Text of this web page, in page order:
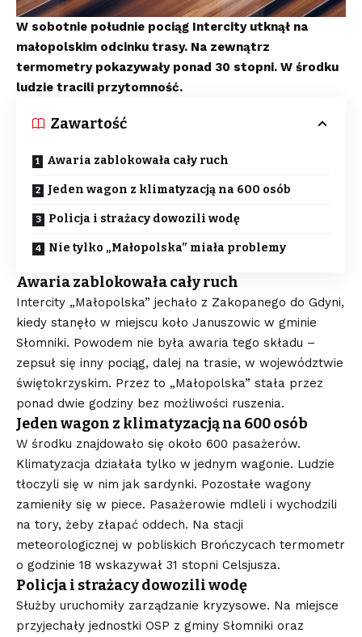
W sobotnie południe pociąg Intercity utknął na
małopolskim odcinku trasy. Na zewnątrz
termometry pokazywały ponad 30 stopni. W środku
ludzie tracili przytomność.
Zawartość
Awaria zablokowała cały ruch
Jeden wagon z klimatyzacją na 600 osób
Policja i strażacy dowozili wodę
Nie tylko „Małopolska” miała problemy
Awaria zablokowała cały ruch
Intercity „Małopolska” jechało z Zakopanego do Gdyni,
kiedy stanęło w miejscu koło Januszowic w gminie
Słomniki. Powodem nie była awaria tego składu –
zepsuł się inny pociąg, dalej na trasie, w województwie
świętokrzyskim. Przez to „Małopolska” stała przez
ponad dwie godziny bez możliwości ruszenia.
Jeden wagon z klimatyzacją na 600 osób
W środku znajdowało się około 600 pasażerów.
Klimatyzacja działała tylko w jednym wagonie. Ludzie
tłoczyli się w nim jak sardynki. Pozostałe wagony
zamieniły się w piece. Pasażerowie mdleli i wychodzili
na tory, żeby złapać oddech. Na stacji
meteorologicznej w pobliskich Brończycach termometr
o godzinie 18 wskazywał 31 stopni Celsjusza.
Policja i strażacy dowozili wodę
Służby uruchomiły zarządzanie kryzysowe. Na miejsce
przyjechały jednostki OSP z gminy Słomniki oraz